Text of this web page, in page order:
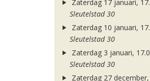
Zaterdag 17 januari,
Sleutelstad 30
Zaterdag 10 januari,
Sleutelstad 30
Zaterdag 3 januari,
Sleutelstad 30
Zaterdag 27